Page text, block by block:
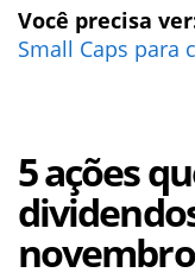
Você precisa
Small Caps para
5 ações
novembro